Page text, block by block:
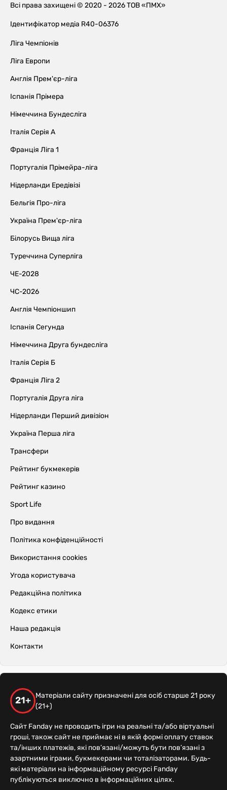
Всі права захищені © 2020 - 2026 ТОВ «ПМХ»
Ідентифікатор медіа R40-06376
Ліга Чемпіонів
Ліга Европи
Англія Прем'єр-ліга
Іспанія Прімера
Німеччина Бундесліга
Італія Серія А
Франція Ліга 1
Португалія Прімейра-ліга
Нідерланди Ередівізі
Бельгія Про-ліга
Україна Прем'єр-ліга
Білорусь Вища ліга
Туреччина Суперліга
ЧЕ-2028
ЧС-2026
Англія Чемпіоншип
Іспанія Сегунда
Німеччина Друга бундесліга
Італія Серія Б
Франція Ліга 2
Португалія Друга ліга
Нідерланди Перший дивізіон
Україна Перша ліга
Трансфери
Рейтинг букмекерів
Рейтинг казино
Sport Life
Про видання
Політика конфіденційності
Використання cookies
Угода користувача
Редакційна політика
Кодекс етики
Наша редакція
Контакти
21+
Матеріали сайту призначені для осіб старше 21 року
(21+)
Сайт Fanday не проводить ігри на реальні та/або віртуальні
гроші, також сайт не приймає ні в якій формі оплату ставок
та/інших платежів, які пов’язані/можуть бути пов’язані з
азартними іграми, букмекерами чи тоталізаторами. Будь-
які матеріали на інформаційному ресурсі Fanday
публікуються виключно в інформаційних цілях.